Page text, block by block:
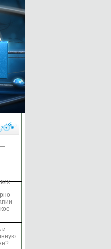
и